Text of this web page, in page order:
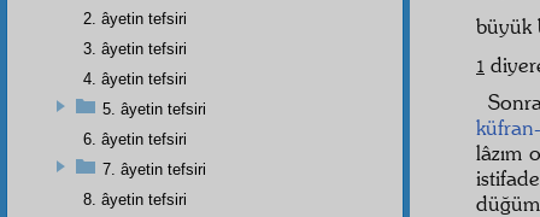
1
lâzım
2. âyetin tefsiri
3. âyetin tefsiri
4. âyetin tefsiri
5. âyetin tefsiri
6. âyetin tefsiri
7. âyetin tefsiri
8. âyetin tefsiri